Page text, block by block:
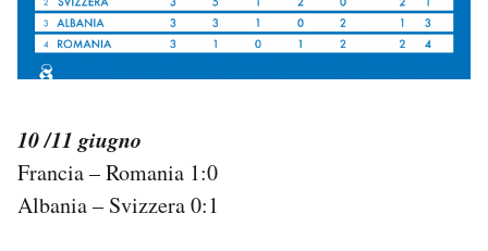
10 /11 giugno
Francia – Romania 1:0
Albania – Svizzera 0:1